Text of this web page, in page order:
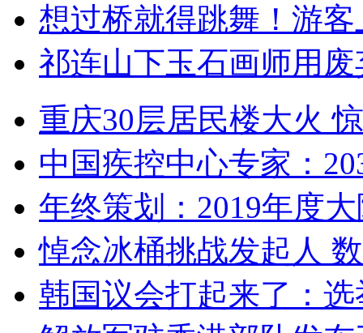
想过桥就得跳舞！游客
祁连山下玉石画师用
重庆30层居民楼大火
中国疾控中心专家：
年终策划：2019年度
悼念冰桶挑战发起人
韩国议会打起来了：